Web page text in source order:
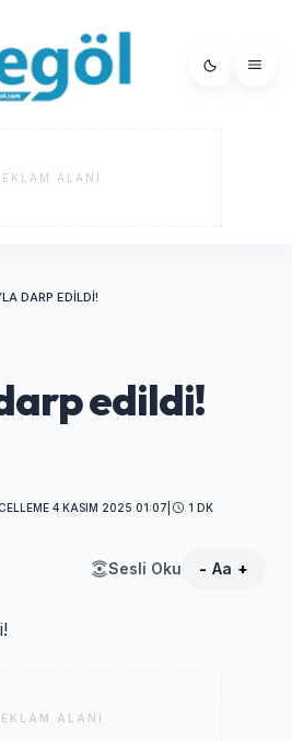
ALANI
DARP EDILDI!
edildi!
4 KASIM 2025 01:07 1 DK
Sesli Oku - Aa +
ALANI